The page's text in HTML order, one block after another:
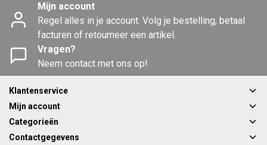
Mijn account
Regel alles in je account. Volg je bestelling, betaal
facturen of retourneer een artikel.
Vragen?
Neem contact met ons op!
Klantenservice
Mijn account
Categorieën
Contactgegevens